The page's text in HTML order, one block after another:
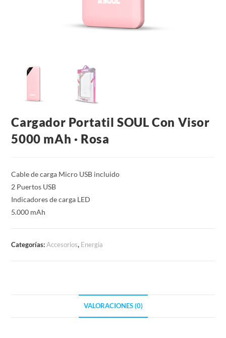
Cargador Portatil SOUL Con Visor
5000 mAh · Rosa
Cable de carga Micro USB incluido
2 Puertos USB
Indicadores de carga LED
5.000 mAh
Categorías:Accesorios, Energia
VALORACIONES (0)